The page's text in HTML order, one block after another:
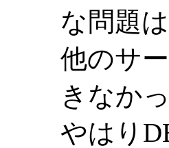
な問題
他のサ
きなか
やはり